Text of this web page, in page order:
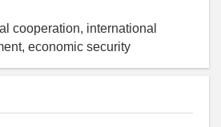
cooperation, international
economic security